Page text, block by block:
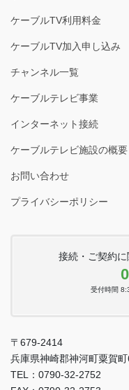
ケーブルTV利用料金
ケーブルTV加入申し込み
チャンネル一覧
ケーブルテレビ事業
インターネット接続
ケーブルテレビ施設の概要
お問い合わせ
プライバシーポリシー
接続・ご契約
受付時間
〒679-2414
兵庫県神崎郡神河町粟賀
TEL：0790-32-2752